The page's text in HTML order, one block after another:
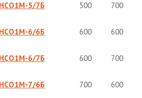
НСО1М-5/7Б 500 700
НСО1М-6/6Б 600 600
НСО1М-6/7Б 600 700
НСО1М-7/6Б 700 600